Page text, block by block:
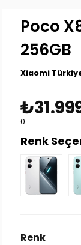
Poco
256GB
Xiaomi
0
Renk
Renk